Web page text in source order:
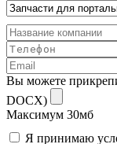
Вы можете
DOCX)
Максимум 30мб
Я принимаю